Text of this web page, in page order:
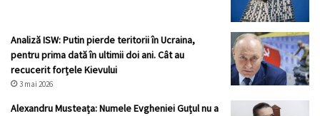
Analiză ISW: Putin pierde teritorii în Ucraina,
pentru prima dată în ultimii doi ani. Cât au
recucerit forțele Kievului
3 mai 2026
Alexandru Musteața: Numele Evgheniei Guțul nu a